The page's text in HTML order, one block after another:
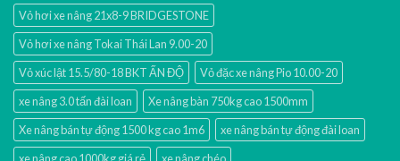
Vỏ hơi xe nâng 21x8-9 BRIDGESTONE
Vỏ hơi xe nâng Tokai Thái Lan 9.00-20
Vỏ xúc lật 15.5/80-18 BKT ẤN ĐỘ
Vỏ đặc xe nâng Pio 10.00-20
xe nâng 3.0 tấn đài loan
Xe nâng bàn 750kg cao 1500mm
Xe nâng bán tự động 1500 kg cao 1m6
xe nâng bán tự động đài loan
xe nâng cao 1000kg giá rẻ
xe nâng chéo